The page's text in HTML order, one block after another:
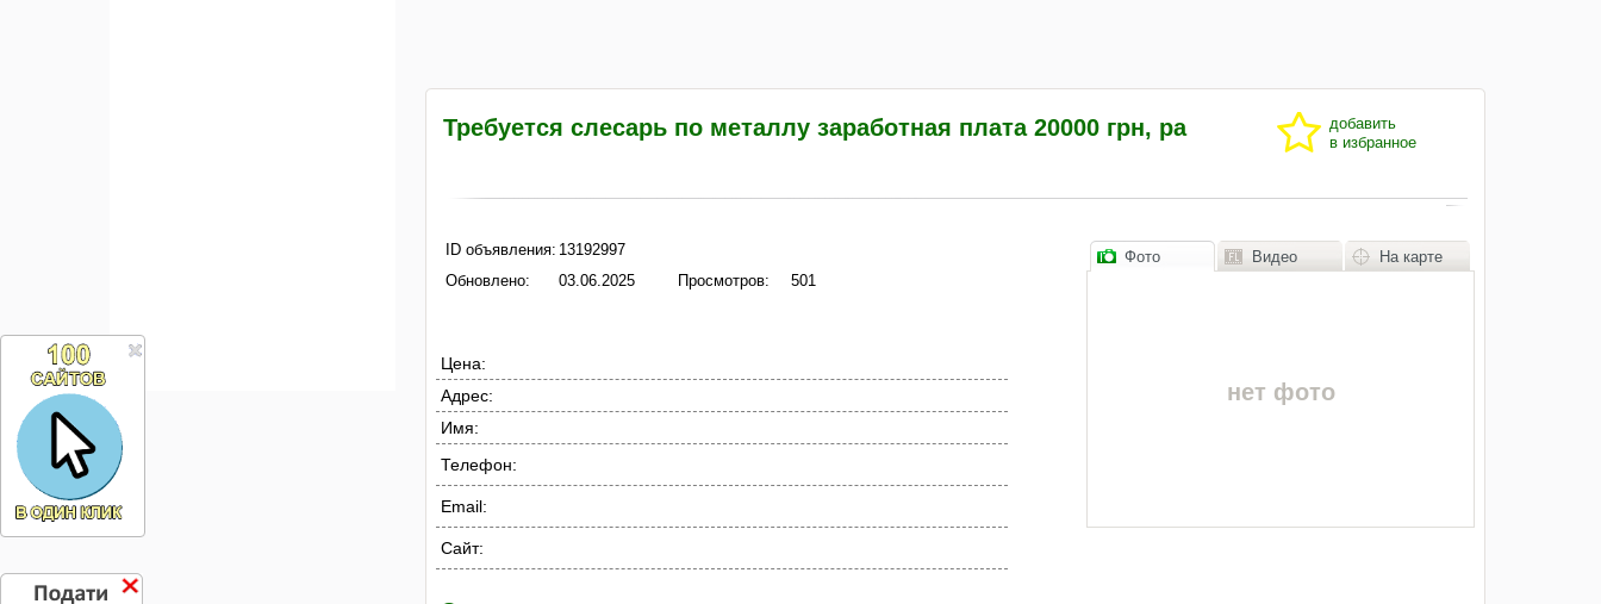
Требуется слесарь по металлу заработная плата 20000 грн, ра
добавить
в избранное
ID объявления: 13192997
Обновлено:
03.06.2025 Просмотров: 501
Цена:
Адрес:
Имя:
Телефон:
Email:
Сайт:
Фото Видео На карте
нет фото